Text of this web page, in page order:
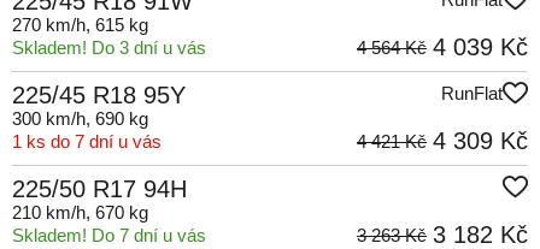
270 km/h, 615 kg
Skladem! Do 3 dní u vás
4 039 Kč
4 564 Kč
225/45 R18 95Y
RunFlat
300 km/h, 690 kg
1 ks do 7 dní u vás
4 309 Kč
4 421 Kč
225/50 R17 94H
210 km/h, 670 kg
Skladem! Do 7 dní u vás
3 182 Kč
3 263 Kč